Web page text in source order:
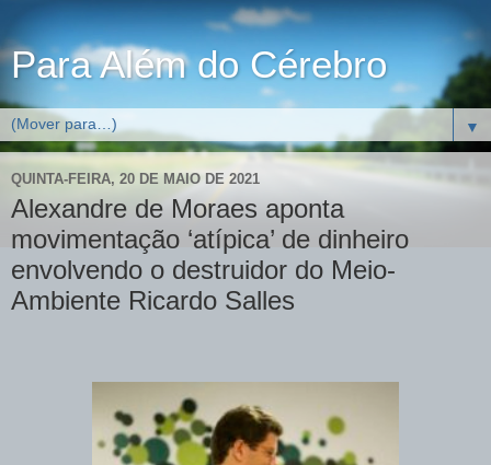
Para Além do Cérebro
▼
QUINTA-FEIRA, 20 DE MAIO DE 2021
Alexandre de Moraes aponta
movimentação ‘atípica’ de dinheiro
envolvendo o destruidor do Meio-
Ambiente Ricardo Salles